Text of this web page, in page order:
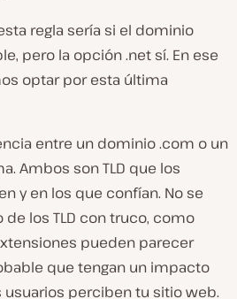
regla sería si el dominio
pero la opción .net sí. En ese
optar por esta última
entre un dominio .com o un
Ambos son TLD que los
y en los que confían. No se
los TLD con truco, como
pueden parecer
que tengan un impacto
usuarios perciben tu sitio web.